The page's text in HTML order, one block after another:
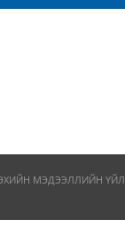
МЭДЭЭЛЛИЙН